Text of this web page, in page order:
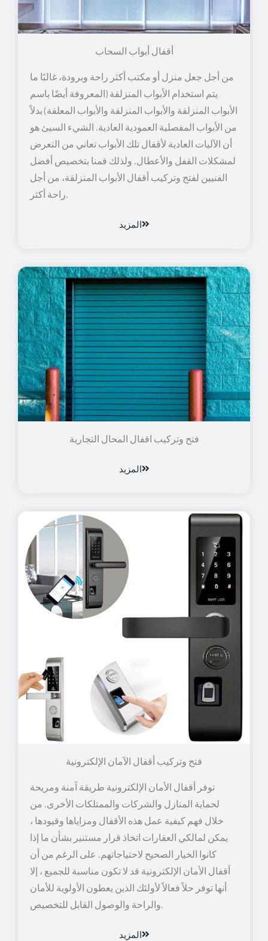
أقفال أبواب السحاب
من أجل جعل منزل أو مكتب أكثر راحة وبرودة، غالبًا ما
يتم استخدام الأبواب المنزلقة (المعروفة أيضًا باسم
الأبواب المنزلقة والأبواب المنزلقة والأبواب المعلقة) بدلاً
من الأبواب المفصلية العمودية العادية. الشيء السيئ هو
أن الآليات العادية لأقفال تلك الأبواب تعاني من التعرض
لمشكلات القفل والأعطال. ولذلك قمنا بتخصيص أفضل
الفنيين لفتح وتركيب أقفال الأبواب المنزلقة، من أجل
راحة أكثر.
المزيد
فتح وتركيب اقفال المحال التجارية
المزيد
توفر أقفال الأمان الإلكترونية طريقة آمنة ومريحة
لحماية المنازل والشركات والممتلكات الأخرى. من
خلال فهم كيفية عمل هذه الأقفال ومزاياها وقيودها ،
يمكن لمالكي العقارات اتخاذ قرار مستنير بشأن ما إذا
كانوا الخيار الصحيح لاحتياجاتهم. على الرغم من أن
أقفال الأمان الإلكترونية قد لا تكون مناسبة للجميع ، إلا
أنها توفر حلاً فعالاً لأولئك الذين يعطون الأولوية للأمان
والراحة والوصول القابل للتخصيص.
المزيد